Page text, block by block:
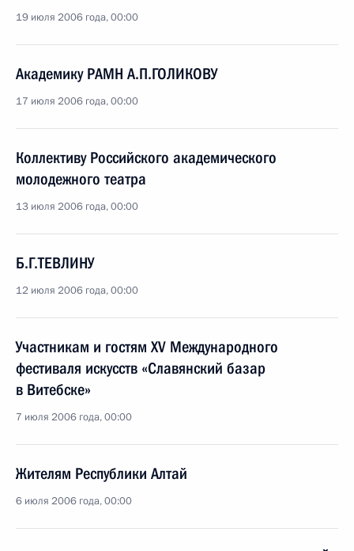
19 июля 2006 года, 00:00
Академику РАМН А.П.ГОЛИКОВУ
17 июля 2006 года, 00:00
Коллективу Российского академического
молодежного театра
13 июля 2006 года, 00:00
Б.Г.ТЕВЛИНУ
12 июля 2006 года, 00:00
Участникам и гостям XV Международного
фестиваля искусств «Славянский базар
в Витебске»
7 июля 2006 года, 00:00
Жителям Республики Алтай
6 июля 2006 года, 00:00